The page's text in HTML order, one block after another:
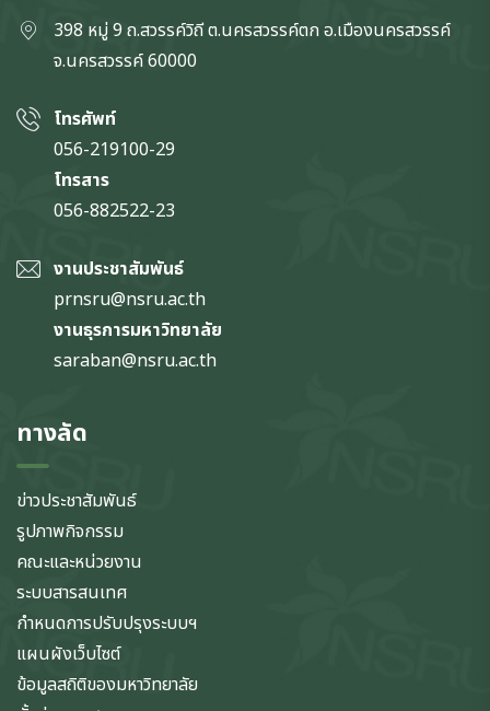
398 หมู่ 9 ถ.สวรรค์วิถี ต.นครสวรรค์ตก อ.เมืองนครสวรรค์
จ.นครสวรรค์60000
โทรศัพท์
056-219100-29
โทรสาร
056-882522-23
งานประชาสัมพันธ์
prnsru@nsru.ac.th
งานธุรการมหาวิทยาลัย
saraban@nsru.ac.th
ทางลัด
ข่าวประชาสัมพันธ์
รูปภาพกิจกรรม
คณะและหน่วยงาน
ระบบสารสนเทศ
กำหนดการปรับปรุงระบบฯ
แผนผังเว็บไซต์
ข้อมูลสถิติของมหาวิทยาลัย